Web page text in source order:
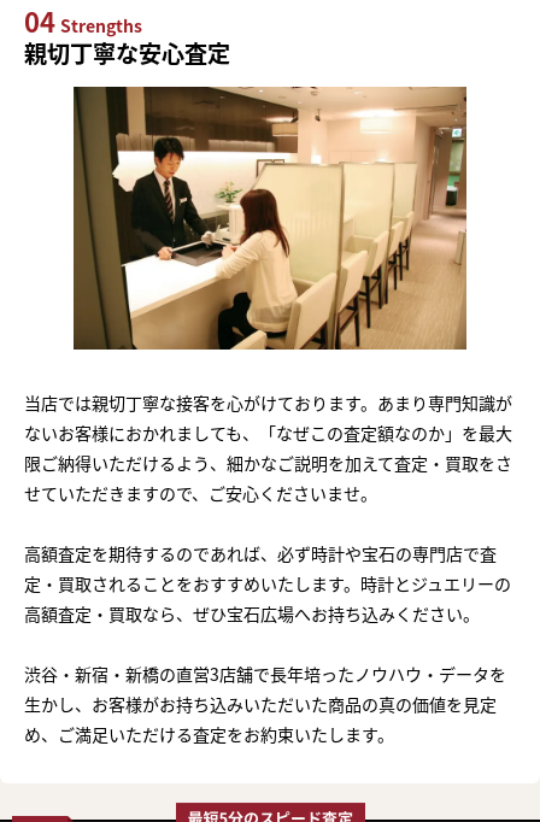
04 Strengths
親切丁寧な安心査定
当店では親切丁寧な接客を心がけております。あまり専門知識が
ないお客様におかれましても、「なぜこの査定額なのか」を最大
限ご納得いただけるよう、細かなご説明を加えて査定・買取をさ
せていただきますので、ご安心くださいませ。
高額査定を期待するのであれば、必ず時計や宝石の専門店で査
定・買取されることをおすすめいたします。時計とジュエリーの
高額査定・買取なら、ぜひ宝石広場へお持ち込みください。
渋谷・新宿・新橋の直営3店舗で長年培ったノウハウ・データを
生かし、お客様がお持ち込みいただいた商品の真の価値を見定
め、ご満足いただける査定をお約束いたします。